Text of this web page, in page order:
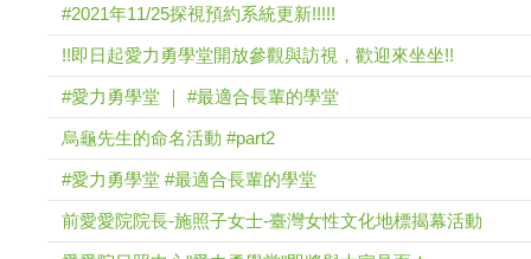
#2021年11/25探視預約系統更新!!!!!
!!即日起愛力勇學堂開放參觀與訪視，歡迎來坐坐!!
#愛力勇學堂 ｜ #最適合長輩的學堂
烏龜先生的命名活動 #part2
#愛力勇學堂 #最適合長輩的學堂
前愛愛院院長-施照子女士-臺灣女性文化地標揭幕活動